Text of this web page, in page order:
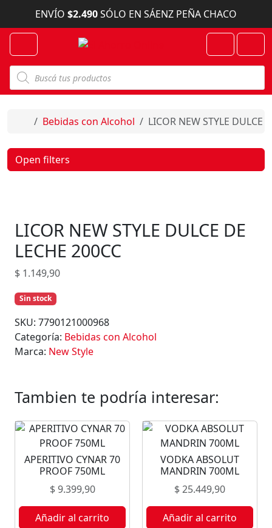
Skip to content
ENVÍO $2.490SÓLO EN SÁENZ PEÑA CHACO
B
s
q
d
Account
Cart
Home
Bebidas con Alcohol LICOR NEW STYLE DULCE
LICOR NEW STYLE DULCE DE
LECHE 200CC
$ 1.149,90
Sin stock
SKU: 7790121000968
Categoría: Bebidas con Alcohol
Marca: New Style
Tambien te podría interesar:
APERITIVO CYNAR 70
PROOF 750ML
$9.399,90
Añadir al carrito
VODKA ABSOLUT
MANDRIN 700ML
$25.449,90
Añadir al carrito
Open filters